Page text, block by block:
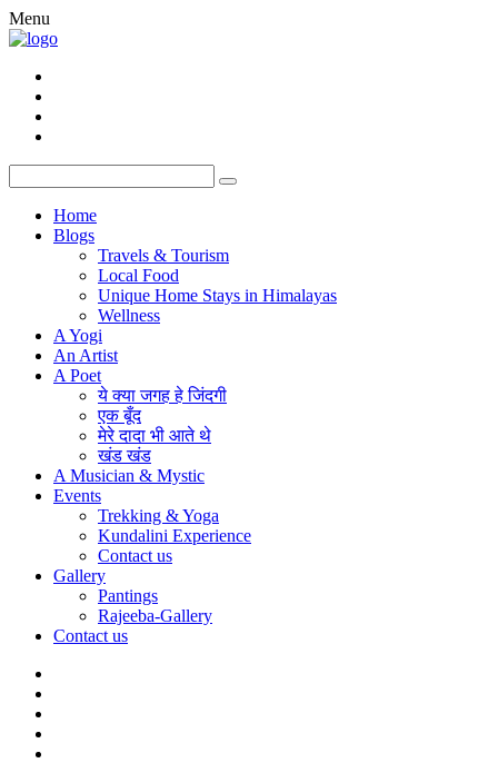
Menu
Home
Blogs
Travels & Tourism
Local Food
Unique Home Stays in Himalayas
Wellness
A Yogi
An Artist
A Poet
ये क्या जगह हे जिंदगी
एक बूँद
मेरे दादा भी आते थे
खंड खंड
A Musician & Mystic
Events
Trekking & Yoga
Kundalini Experience
Contact us
Gallery
Pantings
Rajeeba-Gallery
Contact us